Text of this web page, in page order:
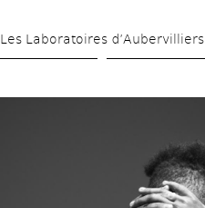
Les Laboratoires d’Aubervilliers